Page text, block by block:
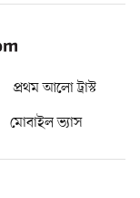
প্রথম আলো ট্রাস্ট
মোবাইল ভ্যাস